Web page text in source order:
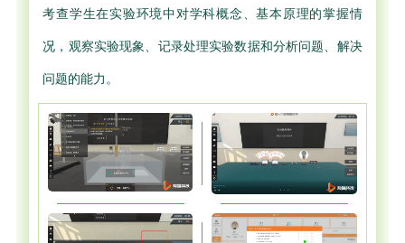
考查学生在实验环境中对学科概念、基本原理的掌握情
况，观察实验现象、记录处理实验数据和分析问题、解决
问题的能力。